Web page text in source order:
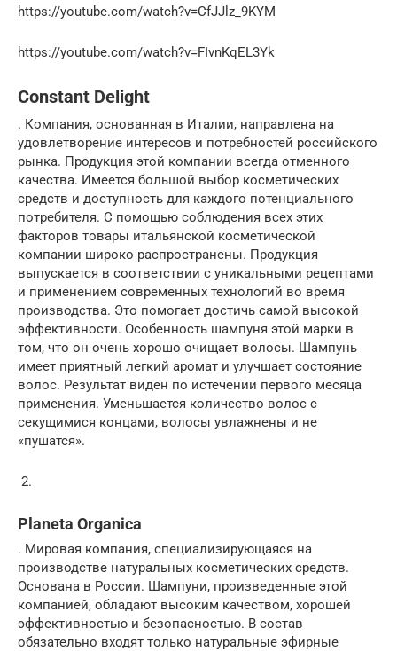
https://youtube.com/watch?v=CfJJlz_9KYM
https://youtube.com/watch?v=FIvnKqEL3Yk
Constant Delight
. Компания, основанная в Италии, направлена на
удовлетворение интересов и потребностей российского
рынка. Продукция этой компании всегда отменного
качества. Имеется большой выбор косметических
средств и доступность для каждого потенциального
потребителя. С помощью соблюдения всех этих
факторов товары итальянской косметической
компании широко распространены. Продукция
выпускается в соответствии с уникальными рецептами
и применением современных технологий во время
производства. Это помогает достичь самой высокой
эффективности. Особенность шампуня этой марки в
том, что он очень хорошо очищает волосы. Шампунь
имеет приятный легкий аромат и улучшает состояние
волос. Результат виден по истечении первого месяца
применения. Уменьшается количество волос с
секущимися концами, волосы увлажнены и не
«пушатся».
2.
Planeta Organica
. Мировая компания, специализирующаяся на
производстве натуральных косметических средств.
Основана в России. Шампуни, произведенные этой
компанией, обладают высоким качеством, хорошей
эффективностью и безопасностью. В состав
обязательно входят только натуральные эфирные